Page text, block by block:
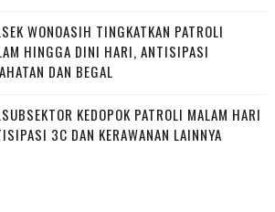
WONOASIH TINGKATKAN PATROLI
HINGGA DINI HARI, ANTISIPASI
DAN BEGAL
KEDOPOK PATROLI MALAM HARI
3C DAN KERAWANAN LAINNYA